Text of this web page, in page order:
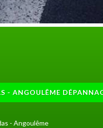
- ANGOULÊME
- Angoulême